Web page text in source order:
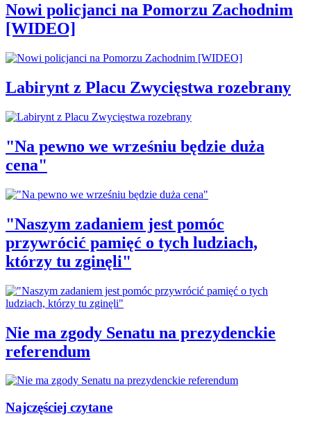
Nowi policjanci na Pomorzu Zachodnim
[WIDEO]
Labirynt z Placu Zwycięstwa rozebrany
"Na pewno we wrześniu będzie duża
cena"
"Naszym zadaniem jest pomóc
przywrócić pamięć o tych ludziach,
którzy tu zginęli"
Nie ma zgody Senatu na prezydenckie
referendum
Najczęściej czytane